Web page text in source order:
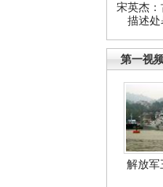
宋英杰：
描述处
第一视
解放军